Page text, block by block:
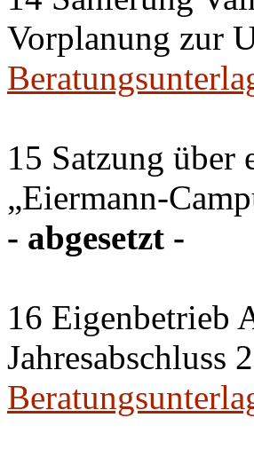
Vorplanung zur
15 Satzung über
„Eiermann-
- abgesetzt -
16 Eigenbetrieb
Jahresabschluss